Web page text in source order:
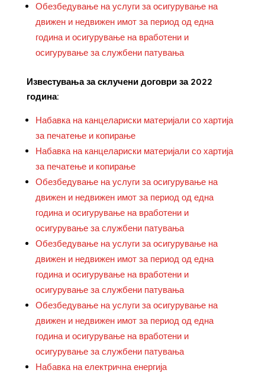
Обезбедување на услуги за осигурување на
движен и недвижен имот за период од една
година и осигурување на вработени и
осигурување за службени патувања
Известувања за склучени договри за 2022
година:
Набавка на канцелариски материјали со хартија
за печатење и копирање
Набавка на канцелариски материјали со хартија
за печатење и копирање
Обезбедување на услуги за осигурување на
движен и недвижен имот за период од една
година и осигурување на вработени и
осигурување за службени патувања
Обезбедување на услуги за осигурување на
движен и недвижен имот за период од една
година и осигурување на вработени и
осигурување за службени патувања
Обезбедување на услуги за осигурување на
движен и недвижен имот за период од една
година и осигурување на вработени и
осигурување за службени патувања
Набавка на електрична енергија